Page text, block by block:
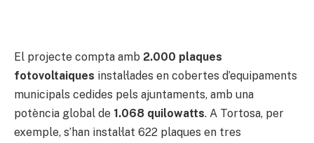
El projecte compta amb 2.000 plaques
fotovoltaiques instal·lades en cobertes d’equipaments
municipals cedides pels ajuntaments, amb una
potència global de 1.068 quilowatts. A Tortosa, per
exemple, s’han instal·lat 622 plaques en tres